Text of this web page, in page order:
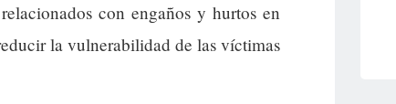
con engaños y hurtos en
la vulnerabilidad de las víctimas